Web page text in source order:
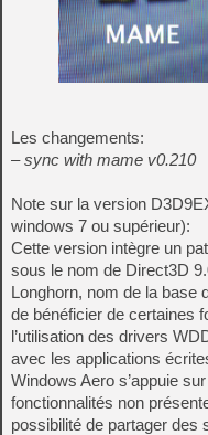
Les changements:
– sync with mame v0.210
Note sur la version
windows 7 ou supérieur):
Cette version intègre un
sous le nom de Direct3D
Longhorn, nom de la base
de bénéficier de certaines
l’utilisation des drivers
avec les applications
Windows Aero s’appuie
fonctionnalités non
possibilité de partager des